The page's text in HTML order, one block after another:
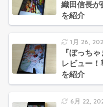
織田信長が
を紹介
1月 26,
『ぼっち
レビュー
を紹介
6月 22,